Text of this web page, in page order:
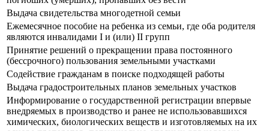
Выдача свидетельства многодетной семьи
Ежемесячное пособие на ребенка из семьи, где оба родителя
являются инвалидами I и (или) II групп
Принятие решений о прекращении права постоянного
(бессрочного) пользования земельными участками
Содействие гражданам в поиске подходящей работы
Выдача градостроительных планов земельных участков
Информирование о государственной регистрации впервые
внедряемых в производство и ранее не использовавшихся
химических, биологических веществ и изготовляемых на их